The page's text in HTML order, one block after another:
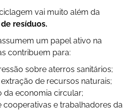
vai muito além da
resíduos.
um papel ativo na
contribuem para:
sobre aterros sanitários;
de recursos naturais;
da economia circular;
cooperativas e trabalhadores da